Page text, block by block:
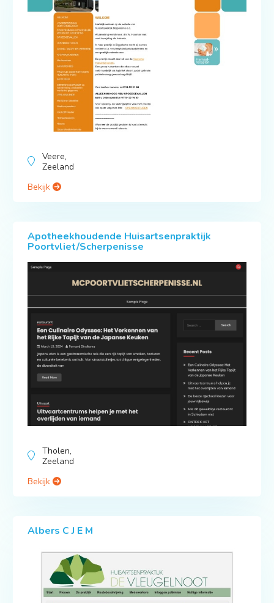
Veere,
Zeeland
Bekijk
Apotheekhoudende Huisartsenpraktijk
Poortvliet/Scherpenisse
Tholen,
Zeeland
Bekijk
Albers C J E M